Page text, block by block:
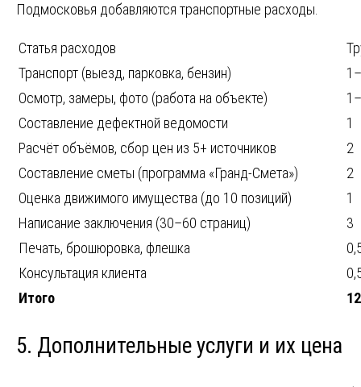
Подмосковья добавляются транспортные расходы.
Статья расходов
Транспорт (выезд, парковка, бензин)
Осмотр, замеры, фото (работа на объекте)
Составление дефектной ведомости
1
Расчёт объёмов, сбор цен из 5+ источников
2
Составление сметы (программа «Гранд-Смета»)
2
Оценка движимого имущества (до 10 позиций)
1
Написание заключения (30–60 страниц)
3
Печать, брошюровка, флешка
Консультация клиента
Итого
5. Дополнительные услуги и их цена